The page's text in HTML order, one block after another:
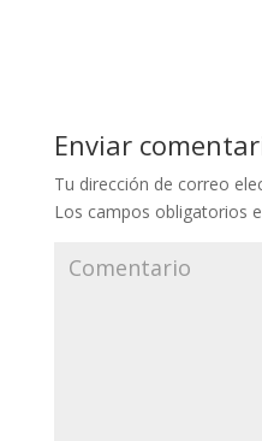
Enviar
Tu dirección de correo
Los campos obligatorios